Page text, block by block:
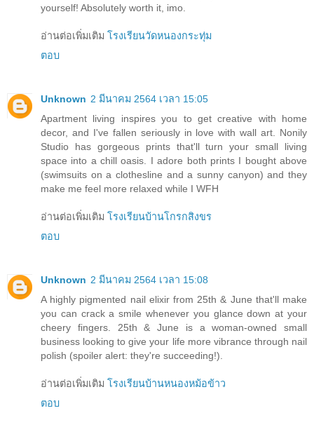
yourself! Absolutely worth it, imo.
อ่านต่อเพิ่มเติม โรงเรียนวัดหนองกระทุ่ม
ตอบ
Unknown 2 มีนาคม 2564 เวลา 15:05
Apartment living inspires you to get creative with home
decor, and I've fallen seriously in love with wall art. Nonily
Studio has gorgeous prints that'll turn your small living
space into a chill oasis. I adore both prints I bought above
(swimsuits on a clothesline and a sunny canyon) and they
make me feel more relaxed while I WFH
อ่านต่อเพิ่มเติม โรงเรียนบ้านโกรกสิงขร
ตอบ
Unknown 2 มีนาคม 2564 เวลา 15:08
A highly pigmented nail elixir from 25th & June that'll make
you can crack a smile whenever you glance down at your
cheery fingers. 25th & June is a woman-owned small
business looking to give your life more vibrance through nail
polish (spoiler alert: they're succeeding!).
อ่านต่อเพิ่มเติม โรงเรียนบ้านหนองหม้อข้าว
ตอบ